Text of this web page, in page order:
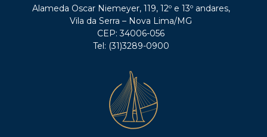
Alameda Oscar Niemeyer, 119, 12º e 13º andares,
Vila da Serra – Nova Lima/MG
CEP: 34006-056
Tel: (31)3289-0900